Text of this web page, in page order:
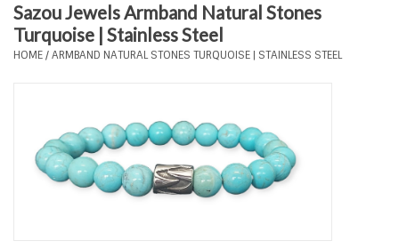
Plus Size Sieraden
Haaraccesoires
Sazou Jewels Armband Natural Stones
Turquoise | Stainless Steel
HOME/ARMBAND NATURAL STONES TURQUOISE | STAINLESS STEEL